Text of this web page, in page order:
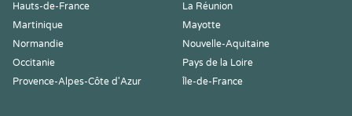
Hauts-de-France
La Réunion
Martinique
Mayotte
Normandie
Nouvelle-Aquitaine
Occitanie
Pays de la Loire
Provence-Alpes-Côte d'Azur
Île-de-France